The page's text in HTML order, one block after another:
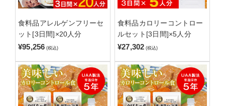
食料品アレルゲンフリーセ
ット[3日間]×20人分
¥95,256 (税込)
食料品カロリーコントロー
ルセット[3日間]×5人分
¥27,302 (税込)